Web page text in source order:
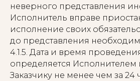
неверного представления
Исполнитель вправе
исполнение своих
до представления
4.1.5. Дата и время
определяется Исполнителем
Заказчику не менее чем за 24